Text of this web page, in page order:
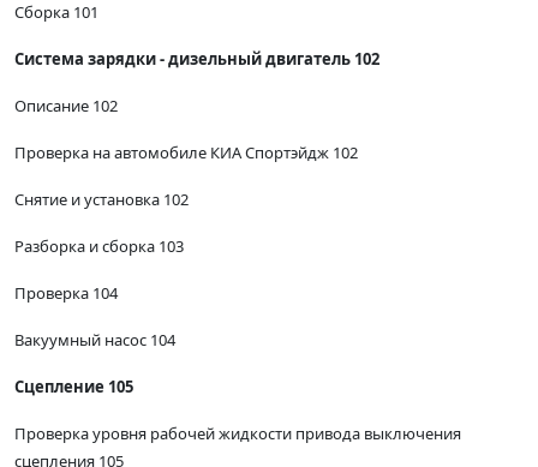
Сборка 101
Система зарядки - дизельный двигатель 102
Описание 102
Проверка на автомобиле КИА Спортэйдж 102
Снятие и установка 102
Разборка и сборка 103
Проверка 104
Вакуумный насос 104
Сцепление 105
Проверка уровня рабочей жидкости привода выключения
сцепления 105